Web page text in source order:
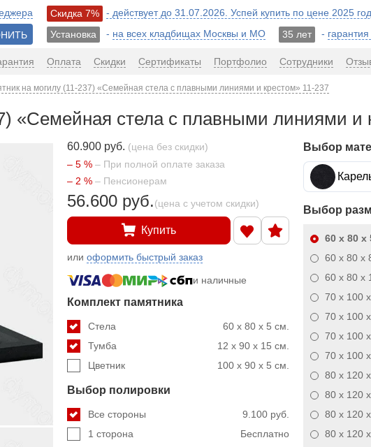
Скидка 7%
- действует до 31.07.2026. Успей купить по цене 2025
Установка
- на всех кладбищах Москвы и МО 35 лет -
Оплата Скидки Сертификаты Портфолио Сотрудники
на могилу (11-237) «Семейная стела с плавными линиями и крестом» 11-237
«Семейная стела с плавными линиями и
60.900 руб. (цена без скидки)
– 5 % – При полной оплате заказа
– 2 % – Пенсионерам
56.600 руб.(цена с учетом скидки)
Купить
илиоформить быстрый заказ
и наличные
Комплект памятника
60 x 80 x 5 см.
Стела
12 x 90 x 15 см.
Тумба
100 x 90 x 5 см.
Цветник
Выбор полировки
9.100 руб.
Все стороны
Бесплатно
1 сторона
Выбор
Выбор
60 x 80 x
60 x 80 x
60 x 80 x
70 x 100
70 x 100
70 x 100
70 x 100
80 x 120
80 x 120
80 x 120
80 x 120